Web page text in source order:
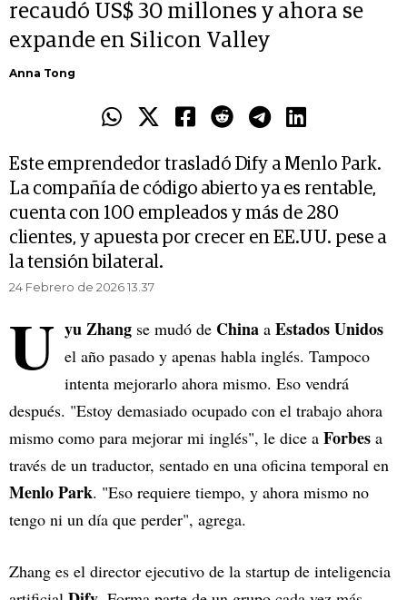
recaudó US$ 30 millones y ahora se
expande en Silicon Valley
Anna Tong
Este emprendedor trasladó Dify a Menlo Park.
La compañía de código abierto ya es rentable,
cuenta con 100 empleados y más de 280
clientes, y apuesta por crecer en EE.UU. pese a
la tensión bilateral.
24 Febrero de 2026 13.37
U yu Zhang se mudó de China a Estados Unidos
el año pasado y apenas habla inglés. Tampoco
intenta mejorarlo ahora mismo. Eso vendrá
después. "Estoy demasiado ocupado con el trabajo ahora
mismo como para mejorar mi inglés", le dice a Forbes a
través de un traductor, sentado en una oficina temporal en
Menlo Park. "Eso requiere tiempo, y ahora mismo no
tengo ni un día que perder", agrega.
Zhang es el director ejecutivo de la startup de inteligencia